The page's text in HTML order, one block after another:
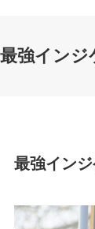
最強インジ
最強イン